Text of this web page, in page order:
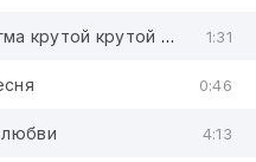
крутой крутой сигма 1:31
0:46
4:13